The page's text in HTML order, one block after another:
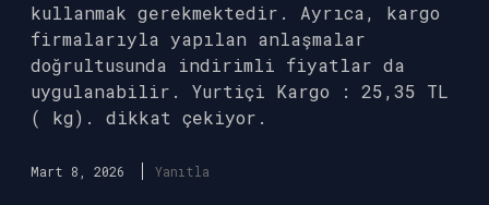
kullanmak gerekmektedir. Ayrıca, kargo
firmalarıyla yapılan anlaşmalar
doğrultusunda indirimli fiyatlar da
uygulanabilir. Yurtiçi Kargo : 25,35 TL
( kg). dikkat çekiyor.
Mart 8, 2026 Yanıtla